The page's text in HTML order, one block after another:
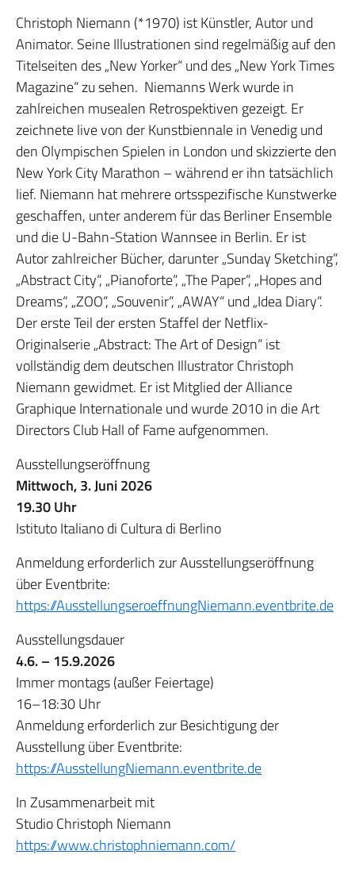
Christoph Niemann (*1970) ist Künstler, Autor und
Animator. Seine Illustrationen sind regelmäßig auf den
Titelseiten des „New Yorker“ und des „New York Times
Magazine“ zu sehen. Niemanns Werk wurde in
zahlreichen musealen Retrospektiven gezeigt. Er
zeichnete live von der Kunstbiennale in Venedig und
den Olympischen Spielen in London und skizzierte den
New York City Marathon – während er ihn tatsächlich
lief. Niemann hat mehrere ortsspezifische Kunstwerke
geschaffen, unter anderem für das Berliner Ensemble
und die U-Bahn-Station Wannsee in Berlin. Er ist
Autor zahlreicher Bücher, darunter „Sunday Sketching“,
„Abstract City“, „Pianoforte“, „The Paper“, „Hopes and
Dreams“, „ZOO“, „Souvenir“, „AWAY“ und „Idea Diary“.
Der erste Teil der ersten Staffel der Netflix-
Originalserie „Abstract: The Art of Design“ ist
vollständig dem deutschen Illustrator Christoph
Niemann gewidmet. Er ist Mitglied der Alliance
Graphique Internationale und wurde 2010 in die Art
Directors Club Hall of Fame aufgenommen.
Ausstellungseröffnung
Mittwoch, 3. Juni 2026
19.30 Uhr
Istituto Italiano di Cultura di Berlino
Anmeldung erforderlich zur Ausstellungseröffnung
über Eventbrite:
https://AusstellungseroeffnungNiemann.eventbrite.de
Ausstellungsdauer
4.6. – 15.9.2026
Immer montags (außer Feiertage)
16–18:30 Uhr
Anmeldung erforderlich zur Besichtigung der
Ausstellung über Eventbrite:
https://AusstellungNiemann.eventbrite.de
In Zusammenarbeit mit
Studio Christoph Niemann
https://www.christophniemann.com/